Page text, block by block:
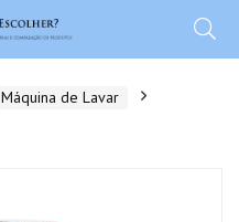
Máquina de Lavar